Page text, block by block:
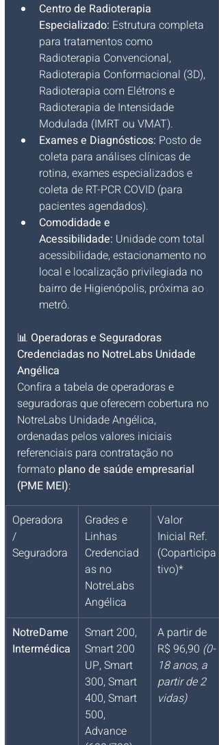
Centro de Radioterapia
Especializado: Estrutura completa
para tratamentos como
Radioterapia Convencional,
Radioterapia Conformacional (3D),
Radioterapia com Elétrons e
Radioterapia de Intensidade
Modulada (IMRT ou VMAT).
Exames e Diagnósticos: Posto de
coleta para análises clínicas de
rotina, exames especializados e
coleta de RT-PCR COVID (para
pacientes agendados).
Comodidade e
Acessibilidade: Unidade com total
acessibilidade, estacionamento no
local e localização privilegiada no
bairro de Higienópolis, próxima ao
metrô.
📊 Operadoras e Seguradoras
Credenciadas no NotreLabs Unidade
Angélica
Confira a tabela de operadoras e
seguradoras que oferecem cobertura no
NotreLabs Unidade Angélica,
ordenadas pelos valores iniciais
referenciais para contratação no
formato plano de saúde empresarial
(PME MEI):
Operadora
/
Seguradora
Grades e
Linhas
Credenciad
as no
NotreLabs
Angélica
Valor
Inicial Ref.
(Coparticipa
tivo)*
NotreDame
Intermédica
Smart 200,
Smart 200
UP, Smart
300, Smart
400, Smart
500,
Advance
A partir de
R$ 96,90 (0-
18 anos, a
partir de 2
vidas)